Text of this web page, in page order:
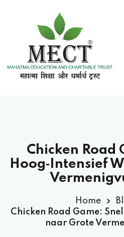
Chicken Road
Hoog‑Intensief
Home
Chicken Road Game:
naar Grote
Don’t have an
Remember me